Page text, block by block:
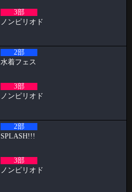
選結果🤩 1等 4460 2等 11626 3等
イベント
いよいよ6月でPapillonは5周年を迎え
5th Anniversary
はようございます。阿部乱丸です。
選結果🤩 1等 12095 2等 14118 3等
3部
ノンピリオド
2部
水着フェス
3部
ノンピリオド
2部
SPLASH!!!
3部
ノンピリオド